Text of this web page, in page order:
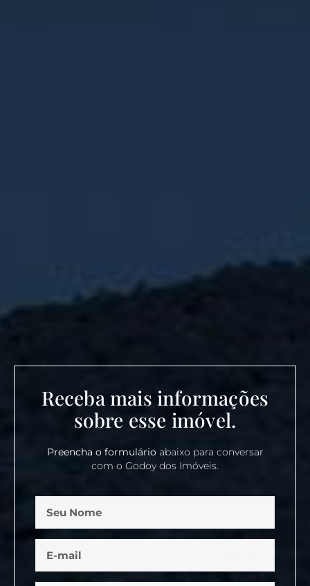
Receba mais informações
sobre esse imóvel.
Preencha o formulárioabaixo para conversar
com o Godoy dos Imóveis.